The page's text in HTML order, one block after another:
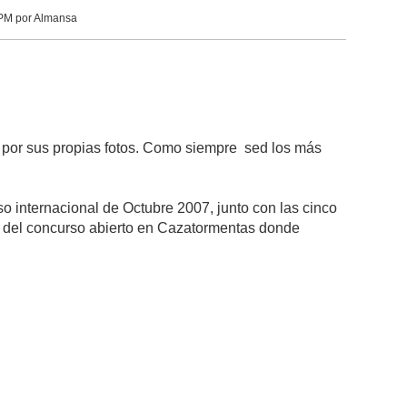
por Almansa
sus propias fotos. Como siempre sed los más
internacional de Octubre 2007, junto con las cinco
concurso abierto en Cazatormentas donde